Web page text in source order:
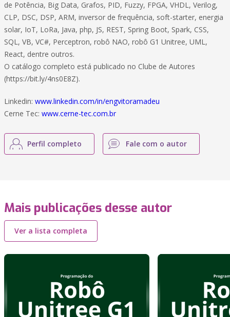
de Potência, Big Data, Grafos, PID, Fuzzy, FPGA, VHDL, Verilog,
CLP, DSC, DSP, ARM, inversor de frequência, soft-starter, energia
solar, IoT, LoRa, Java, php, JS, REST, Spring Boot, Spark, CSS,
SQL, VB, VC#, Perceptron, robô NAO, robô G1 Unitree, UML,
React, dentre outros.
O catálogo completo está publicado no Clube de Autores
(https://bit.ly/4ns0E8Z).
Linkedin: www.linkedin.com/in/engvitoramadeu
Cerne Tec: www.cerne-tec.com.br
Perfil completo Fale com o autor
Mais publicações desse autor
Ver a lista completa